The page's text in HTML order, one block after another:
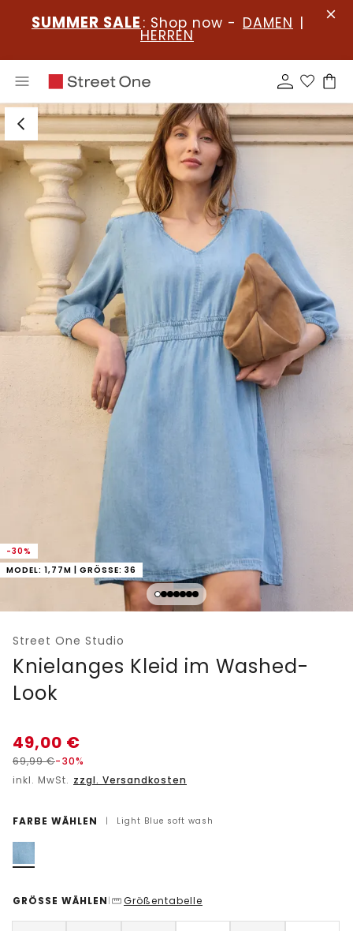
SUMMER SALE : Shop now - DAMEN |
HERREN
-30%
MODEL: 1,77M | GRÖSSE: 36
Street One Studio
Knielanges Kleid im Washed-
Look
49,00 €
69,99€-30%
inkl. MwSt. zzgl. Versandkosten
FARBE WÄHLEN | Light Blue soft wash
GRÖSSE WÄHLEN | Größentabelle